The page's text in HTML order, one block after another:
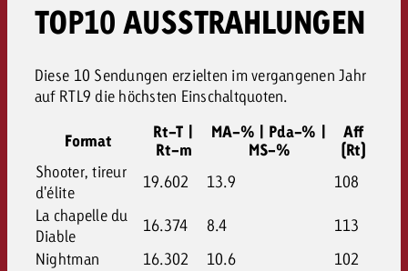
TOP10 AUSSTRAHLUNGEN
Diese 10 Sendungen erzielten im vergangenen Jahr
auf RTL9 die höchsten Einschaltquoten.
Format
Rt-T |
Rt-m
MA-% | Pda-% |
MS-%
Aff
(Rt)
Shooter, tireur
d'élite
19.602 13.9
108
La chapelle du
Diable
16.374 8.4
113
Nightman
16.302 10.6
102